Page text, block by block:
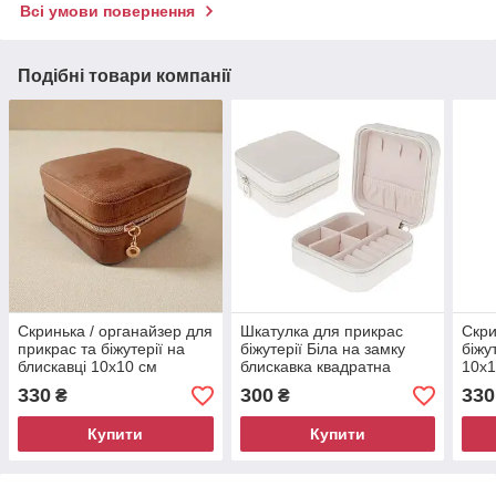
Всі умови повернення
Подібні товари компанії
Скринька / органайзер для
прикрас та біжутерії на
блискавці 10x10 см
коричневий 8689
330 ₴
Купити
Шкатулка для прикрас
біжутерії Біла на замку
блискавка квадратна
10x10x 5 8690
300₴
Купити
330